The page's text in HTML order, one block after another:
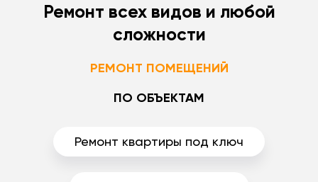
Ремонт всех видов и любой
сложности
РЕМОНТ ПОМЕЩЕНИЙ
ПО ОБЪЕКТАМ
Ремонт квартиры под ключ